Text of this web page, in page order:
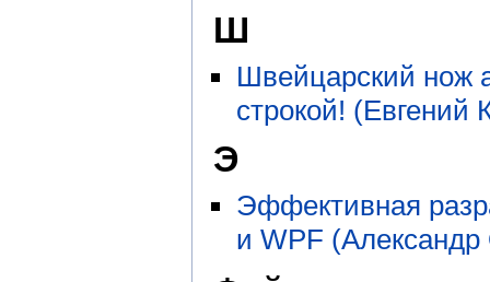
Ш
Швейцарский нож
строкой! (Евгений
Э
Эффективная
и WPF